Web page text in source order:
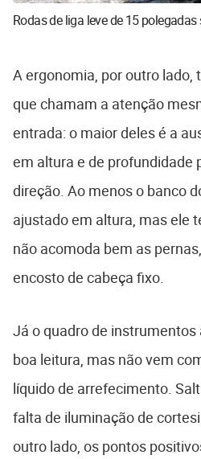
Rodas de liga leve de 15
A ergonomia, por outro lado,
que chamam a atenção
entrada: o maior deles é a
em altura e de profundidade
direção. Ao menos o banco
ajustado em altura, mas ele
não acomoda bem as
encosto de cabeça fixo.
Já o quadro de
boa leitura, mas não vem
líquido de arrefecimento.
falta de iluminação de
outro lado, os pontos